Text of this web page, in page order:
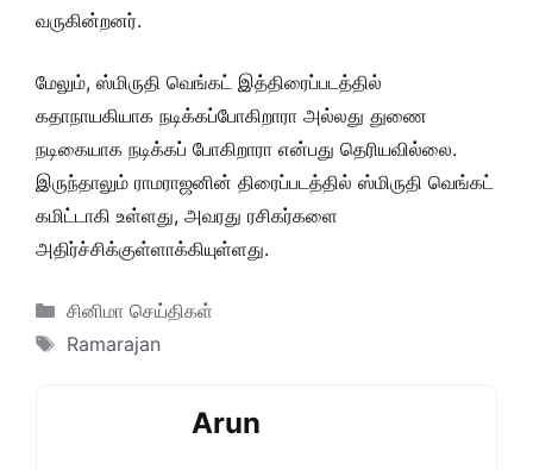
வருகின்றனர்.
மேலும், ஸ்மிருதி வெங்கட் இத்திரைப்படத்தில்
கதாநாயகியாக நடிக்கப்போகிறாரா அல்லது துணை
நடிகையாக நடிக்கப் போகிறாரா என்பது தெரியவில்லை.
இருந்தாலும் ராமராஜனின் திரைப்படத்தில் ஸ்மிருதி வெங்கட்
கமிட்டாகி உள்ளது, அவரது ரசிகர்களை
அதிர்ச்சிக்குள்ளாக்கியுள்ளது.
Categories
சினிமா செய்திகள்
Tags
Ramarajan
Arun